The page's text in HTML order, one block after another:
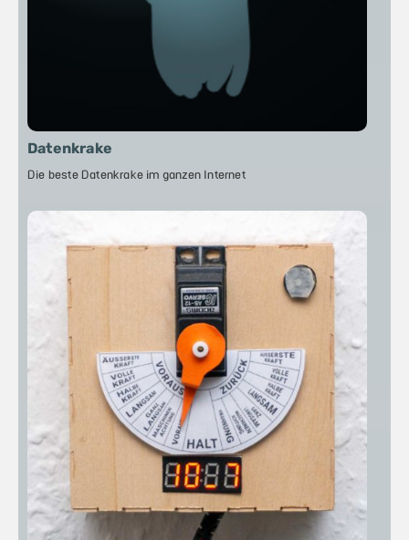
Datenkrake
Die beste Datenkrake im ganzen Internet